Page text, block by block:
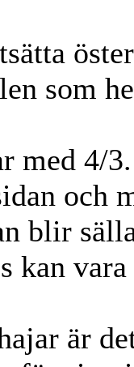
som
med 4/
och
blir
kan
är